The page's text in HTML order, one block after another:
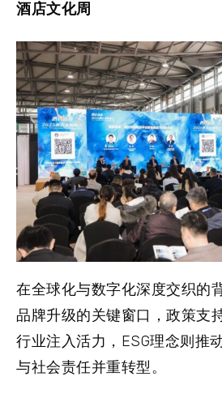
酒店文化周
在全球化与数字化深度交织的
品牌升级的关键窗口，政策支
行业注入活力，ESG理念则推
与社会责任并重转型。